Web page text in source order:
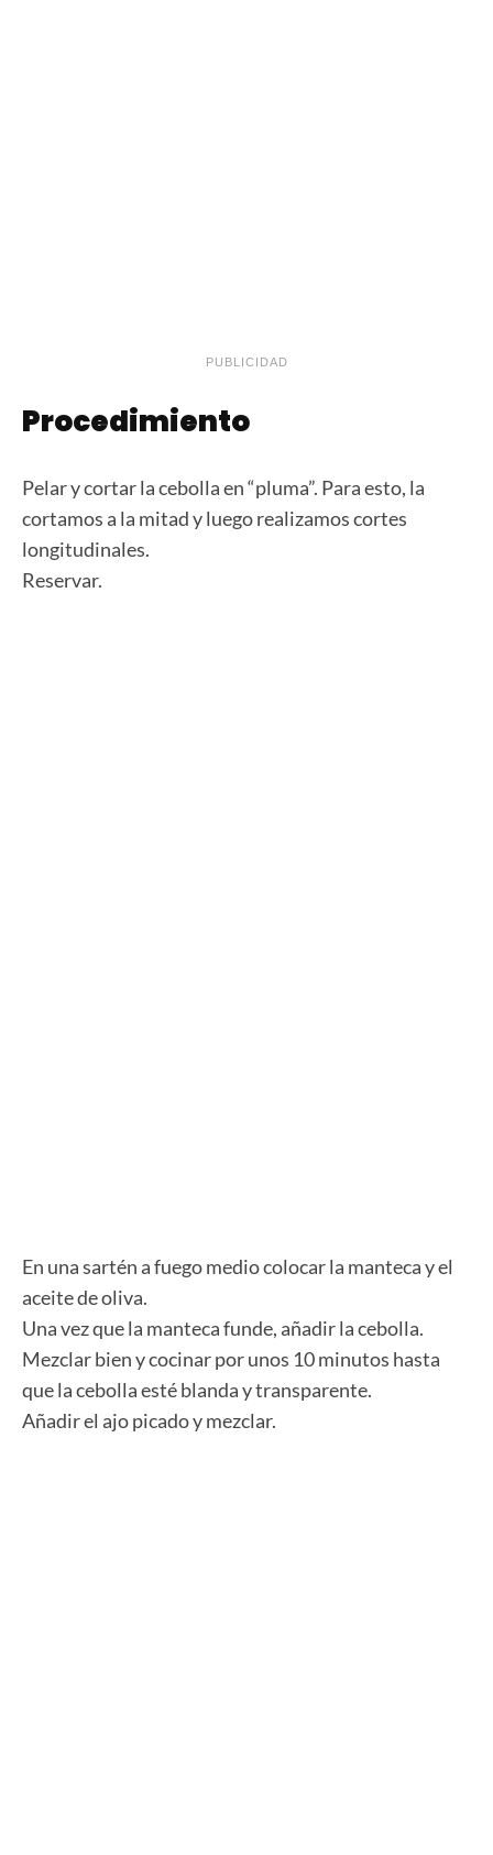
PUBLICIDAD
Procedimiento
Pelar y cortar la cebolla en “pluma”. Para esto, la
cortamos a la mitad y luego realizamos cortes
longitudinales.
Reservar.
En una sartén a fuego medio colocar la manteca y el
aceite de oliva.
Una vez que la manteca funde, añadir la cebolla.
Mezclar bien y cocinar por unos 10 minutos hasta
que la cebolla esté blanda y transparente.
Añadir el ajo picado y mezclar.